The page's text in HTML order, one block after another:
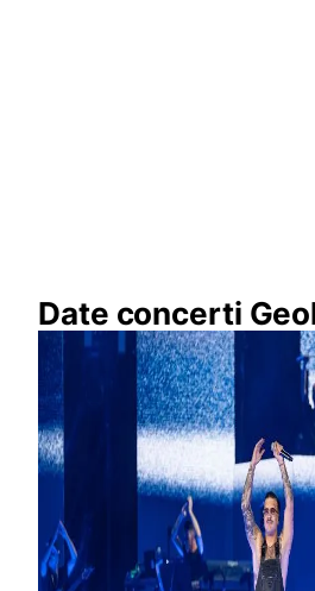
Date concerti